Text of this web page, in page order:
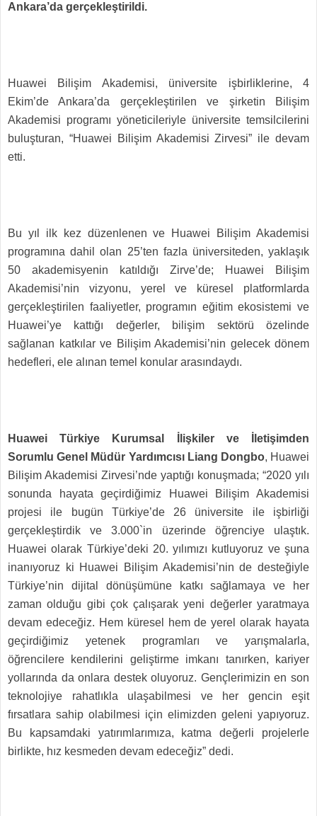
Ankara’da gerçekleştirildi.
Huawei Bilişim Akademisi, üniversite işbirliklerine, 4
Ekim’de Ankara’da gerçekleştirilen ve şirketin Bilişim
Akademisi programı yöneticileriyle üniversite temsilcilerini
buluşturan, “Huawei Bilişim Akademisi Zirvesi” ile devam
etti.
Bu yıl ilk kez düzenlenen ve Huawei Bilişim Akademisi
programına dahil olan 25’ten fazla üniversiteden, yaklaşık
50 akademisyenin katıldığı Zirve’de; Huawei Bilişim
Akademisi’nin vizyonu, yerel ve küresel platformlarda
gerçekleştirilen faaliyetler, programın eğitim ekosistemi ve
Huawei’ye kattığı değerler, bilişim sektörü özelinde
sağlanan katkılar ve Bilişim Akademisi’nin gelecek dönem
hedefleri, ele alınan temel konular arasındaydı.
Huawei Türkiye Kurumsal İlişkiler ve İletişimden
Sorumlu Genel Müdür Yardımcısı Liang Dongbo, Huawei
Bilişim Akademisi Zirvesi’nde yaptığı konuşmada; “2020 yılı
sonunda hayata geçirdiğimiz Huawei Bilişim Akademisi
projesi ile bugün Türkiye’de 26 üniversite ile işbirliği
gerçekleştirdik ve 3.000`in üzerinde öğrenciye ulaştık.
Huawei olarak Türkiye’deki 20. yılımızı kutluyoruz ve şuna
inanıyoruz ki Huawei Bilişim Akademisi’nin de desteğiyle
Türkiye’nin dijital dönüşümüne katkı sağlamaya ve her
zaman olduğu gibi çok çalışarak yeni değerler yaratmaya
devam edeceğiz. Hem küresel hem de yerel olarak hayata
geçirdiğimiz yetenek programları ve yarışmalarla,
öğrencilere kendilerini geliştirme imkanı tanırken, kariyer
yollarında da onlara destek oluyoruz. Gençlerimizin en son
teknolojiye rahatlıkla ulaşabilmesi ve her gencin eşit
fırsatlara sahip olabilmesi için elimizden geleni yapıyoruz.
Bu kapsamdaki yatırımlarımıza, katma değerli projelerle
birlikte, hız kesmeden devam edeceğiz” dedi.